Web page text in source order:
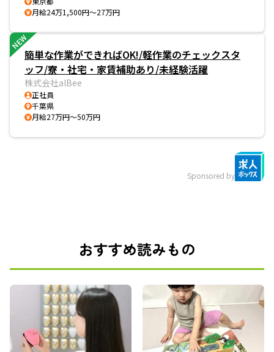
月給24万1,500円～27万円
NEW
簡単な作業ができればOK!/軽作業のチェックスタ
ッフ/寮・社宅・家賃補助あり/未経験活躍
株式会社alBee
正社員
千葉県
月給27万円～50万円
Sponsored by
おすすめ読みもの